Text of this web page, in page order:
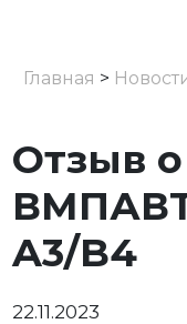
Главная >
Отзыв
A3/B4
22.11.2023